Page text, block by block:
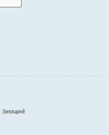
Sestupně